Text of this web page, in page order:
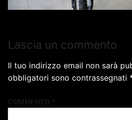
Lascia un commento
Il tuo indirizzo email non sarà
obbligatori sono contrassegnati
COMMENTO *